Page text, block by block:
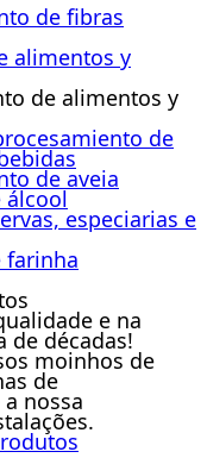
de fibras
alimentos y
de alimentos y
de
de aveia
álcool
especiarias e
farinha
e na
de décadas!
moinhos de
de
nossa